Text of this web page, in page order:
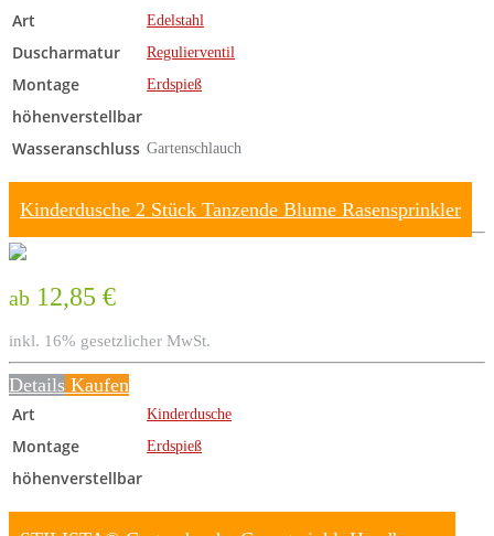
Art Edelstahl
Duscharmatur Regulierventil
Montage Erdspieß
höhenverstellbar
Wasseranschluss Gartenschlauch
Kinderdusche 2 Stück Tanzende Blume Rasensprinkler
ab 12,85 €
inkl. 16% gesetzlicher MwSt.
Details Kaufen
Art Kinderdusche
Montage Erdspieß
höhenverstellbar